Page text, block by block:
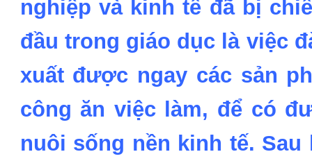
nghiệp và kinh tế đã bị
đầu trong giáo dục là việc
xuất được ngay các sản
công ăn việc làm, để có
nuôi sống nền kinh tế.